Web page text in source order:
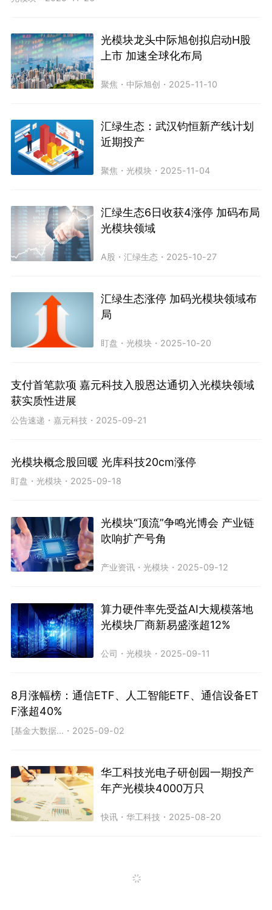
光模块龙头中际旭创拟启动H股
上市 加速全球化布局
聚焦 ・ 中际旭创 ・ 2025-11-10
汇绿生态：武汉钧恒新产线计划
近期投产
聚焦 ・光模块 ・ 2025-11-04
汇绿生态6日收获4涨停 加码布局
光模块领域
A股 ・汇绿生态 ・ 2025-10-27
汇绿生态涨停 加码光模块领域布
局
盯盘 ・光模块 ・ 2025-10-20
支付首笔款项 嘉元科技入股恩达通切入光模块领域
获实质性进展
公告速递 ・ 嘉元科技・ 2025-09-21
光模块概念股回暖 光库科技20cm涨停
盯盘 ・ 光模块・ 2025-09-18
光模块“顶流”争鸣光博会 产业链
吹响扩产号角
产业资讯 ・光模块 ・ 2025-09-12
算力硬件率先受益AI大规模落地
光模块厂商新易盛涨超12%
公司 ・光模块 ・ 2025-09-11
8月涨幅榜：通信ETF、人工智能ETF、通信设备ET
F涨超40%
[基金大数据... ・ 2025-09-02
华工科技光电子研创园一期投产
年产光模块4000万只
快讯 ・华工科技 ・ 2025-08-20